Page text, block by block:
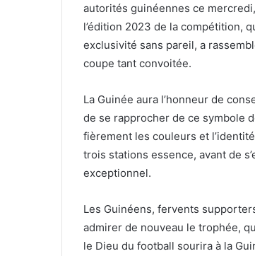
autorités guinéennes ce
l’édition 2023 de la compétition,
exclusivité sans pareil, a
coupe tant convoitée.
La Guinée aura l’honneur de
de se rapprocher de ce symbole
fièrement les couleurs et
trois stations essence, avant de
exceptionnel.
Les Guinéens, fervents
admirer de nouveau le trophée,
le Dieu du football sourira à la